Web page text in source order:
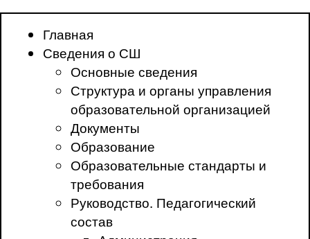
Главная
Сведения о СШ
Основные сведения
Структура и органы управления
образовательной организацией
Документы
Образование
Образовательные стандарты и
требования
Руководство. Педагогический
состав